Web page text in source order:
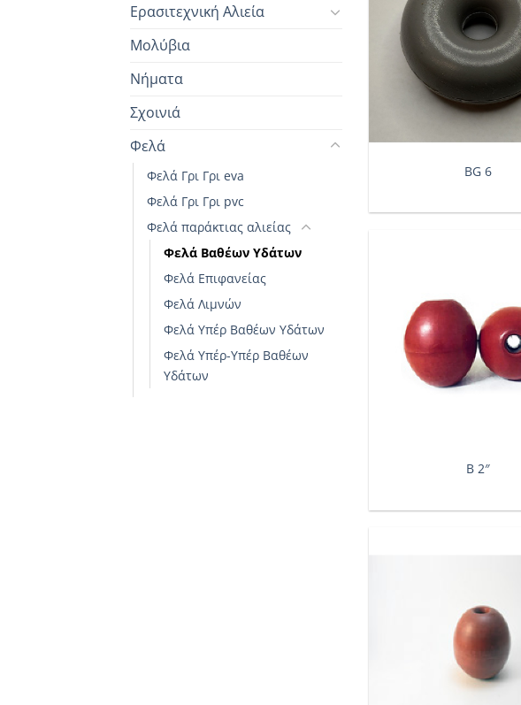
Ερασιτεχνική Αλιεία
Μολύβια
Νήματα
Σχοινιά
Φελά
Φελά Γρι Γρι eva
Φελά Γρι Γρι pvc
Φελά παράκτιας αλιείας
Φελά Βαθέων Υδάτων
Φελά Επιφανείας
Φελά Λιμνών
Φελά Υπέρ Βαθέων Υδάτων
Φελά Υπέρ-Υπέρ Βαθέων
Υδάτων
BG 6
Β 2″